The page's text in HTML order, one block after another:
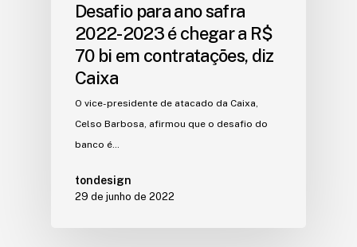
Desafio para ano safra
2022-2023 é chegar a R$
70 bi em contratações, diz
Caixa
O vice-presidente de atacado da Caixa,
Celso Barbosa, afirmou que o desafio do
banco é…
tondesign
29 de junho de 2022